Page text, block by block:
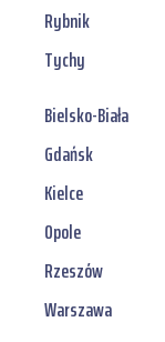
Rybnik
Tychy
Bielsko-Biała
Gdańsk
Kielce
Opole
Rzeszów
Warszawa